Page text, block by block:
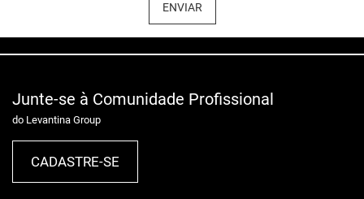
ENVIAR
Junte-se à Comunidade Profissional
do Levantina Group
CADASTRE-SE